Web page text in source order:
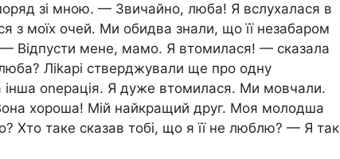
зі мною. — Звичайно, люба! Я вслухалася в
з моїх очей. Ми обидва знали, що її незабаром
Відпусти мене, мамо. Я втомилася! — сказала
Ліkарі стверджували ще про одну
інша оnерація. Я дуже втомилася. Ми мовчали.
хороша! Мій найкращий друг. Моя молодша
таке сказав тобі, що я її не люблю? — Я так